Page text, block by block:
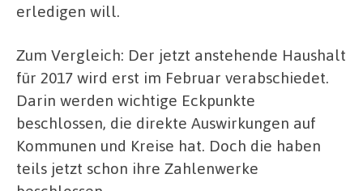
erledigen will.
Zum Vergleich: Der jetzt anstehende Haushalt
für 2017 wird erst im Februar verabschiedet.
Darin werden wichtige Eckpunkte
beschlossen, die direkte Auswirkungen auf
Kommunen und Kreise hat. Doch die haben
teils jetzt schon ihre Zahlenwerke